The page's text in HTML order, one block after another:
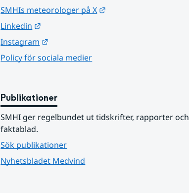
SMHIs meteorologer på X
Linkedin
Instagram
Policy för sociala medier
Publikationer
SMHI ger regelbundet ut tidskrifter, rapporter och
faktablad.
Sök publikationer
Nyhetsbladet Medvind